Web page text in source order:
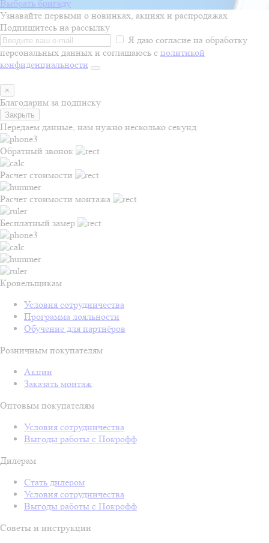
Выбрать бригаду
Узнавайте первыми о новинках, акциях и распродажах
Подпишитесь на рассылку
Я даю согласие на обработку
персональных данных и соглашаюсь с политикой
конфиденциальности
×
Благодарим за подписку
Закрыть
Передаем данные, нам нужно несколько секунд
Обратный звонок
Расчет стоимости
Расчет стоимости монтажа
Бесплатный замер
Кровельщикам
Условия сотрудничества
Программа лояльности
Обучение для партнёров
Розничным покупателям
Акции
Заказать монтаж
Оптовым покупателям
Условия сотрудничества
Выгоды работы с Покрофф
Дилерам
Стать дилером
Условия сотрудничества
Выгоды работы с Покрофф
Советы и инструкции